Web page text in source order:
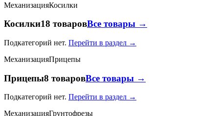
МеханизацияКосилки
Косилки18 товаровВсе товары →
Подкатегорий нет. Перейти в раздел →
МеханизацияПрицепы
Прицепы8 товаровВсе товары →
Подкатегорий нет. Перейти в раздел →
МеханизацияГрунтофрезы